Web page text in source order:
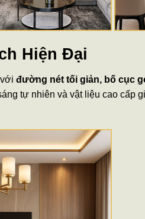
Hiện Đại
đường nét tối giản, bố cục
tự nhiên và vật liệu cao cấp